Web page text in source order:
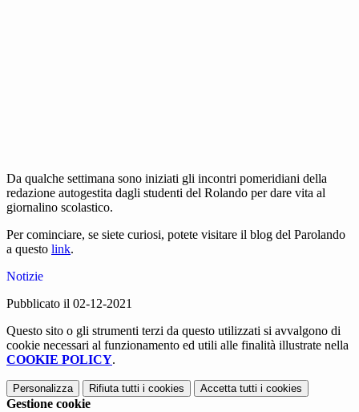
Da qualche settimana sono iniziati gli incontri pomeridiani della
redazione autogestita dagli studenti del Rolando per dare vita al
giornalino scolastico.
Per cominciare, se siete curiosi, potete visitare il blog del Parolando
a questo link.
Notizie
Pubblicato il 02-12-2021
Questo sito o gli strumenti terzi da questo utilizzati si avvalgono di
cookie necessari al funzionamento ed utili alle finalità illustrate nella
COOKIE POLICY.
Personalizza Rifiuta tutti i cookies Accetta tutti i cookies
Gestione cookie